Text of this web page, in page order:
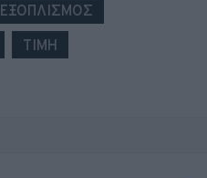
ΕΞΟΠΛΙΣΜΟΣ
ΤΙΜΗ